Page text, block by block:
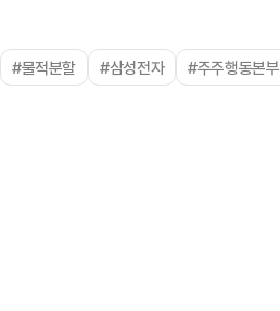
#물적분할 #삼성전자 #주주행동본부